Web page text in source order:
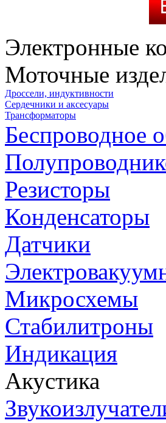
Электронные
Моточные
Дроссели, индуктивности
Сердечники и аксесуары
Трансформаторы
Беспроводное
Резисторы
Конденсаторы
Датчики
Микросхемы
Стабилитроны
Индикация
Акустика